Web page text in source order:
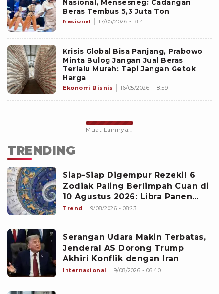
Nasional, Mensesneg: Cadangan
Beras Tembus 5,3 Juta Ton
Nasional 17/05/2026 - 18:41
Krisis Global Bisa Panjang, Prabowo
Minta Bulog Jangan Jual Beras
Terlalu Murah: Tapi Jangan Getok
Harga
Ekonomi Bisnis 16/05/2026 - 18:59
Muat Lainnya...
TRENDING
Siap-Siap Digempur Rezeki! 6
Zodiak Paling Berlimpah Cuan di
10 Agustus 2026: Libra Panen
Proyek Emas
Trend 9/08/2026 - 08:23
Serangan Udara Makin Terbatas,
Jenderal AS Dorong Trump
Akhiri Konflik dengan Iran
Internasional 9/08/2026 - 06:40